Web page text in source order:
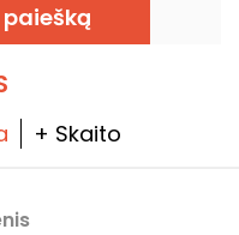
+ Skaito